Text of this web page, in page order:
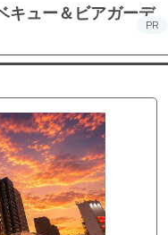
キュー＆ビアガーデ
PR